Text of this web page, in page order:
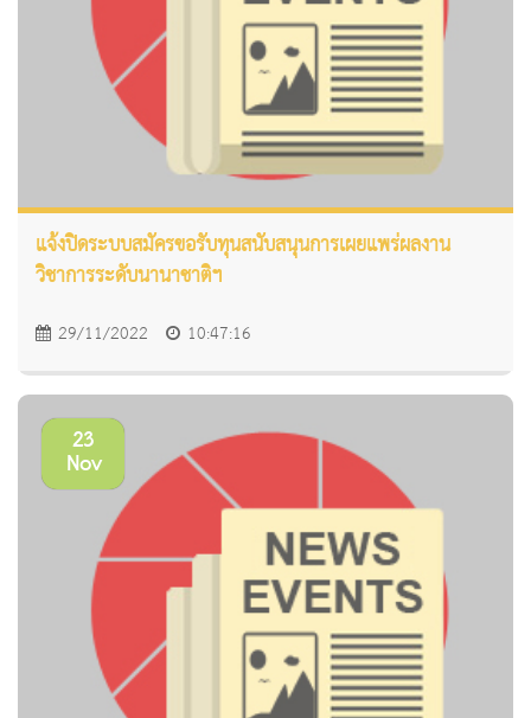
แจ้งปิดระบบสมัครขอรับทุนสนับสนุนการเผยแพร่ผลงาน
วิชาการระดับนานาชาติฯ
29/11/2022 10:47:16
23
Nov